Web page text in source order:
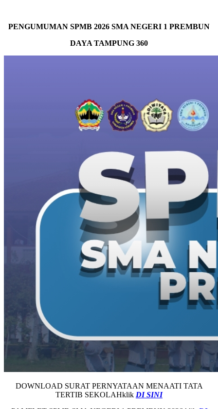
PENGUMUMAN SPMB 2026 SMA NEGERI 1 PREMBUN
DAYA TAMPUNG 360
DOWNLOAD SURAT PERNYATAAN MENAATI TATA
TERTIB SEKOLAHklik DI SINI